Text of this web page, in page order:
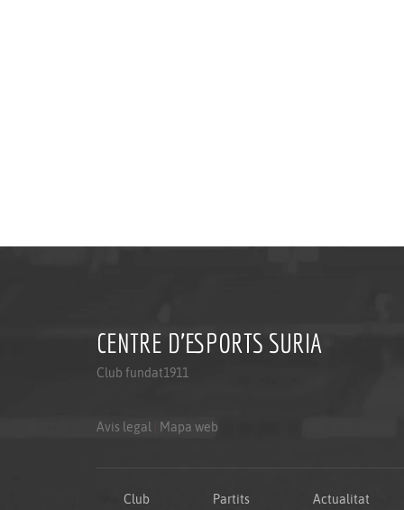
CENTRE D'ESPORTS SURIA
Club fundat1911
Avis legal Mapa web
Club Partits Actualitat